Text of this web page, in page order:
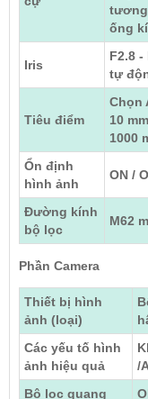
tương
ống
Iris
F2.8 -
tự
Tiêu điểm
Chọn
10
1000
Ổn định
hình ảnh
ON /
Đường kính
bộ lọc
M62
Phần Camera
Thiết bị hình
ảnh (loại)
Các yếu tố hình
ảnh hiệu quả
/
Bộ lọc quang